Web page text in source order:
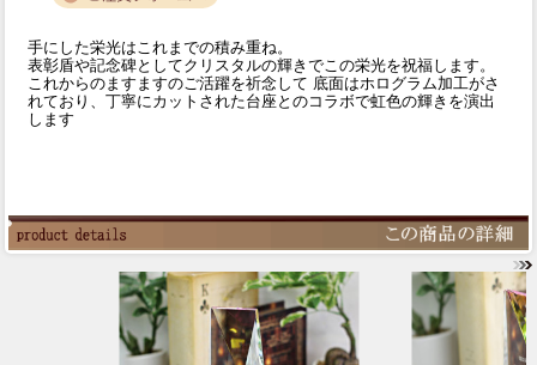
手にした栄光はこれまでの積み重ね。
表彰盾や記念碑としてクリスタルの輝きでこの栄光を祝福します。
これからのますますのご活躍を祈念して 底面はホログラム加工がさ
れており、丁寧にカットされた台座とのコラボで虹色の輝きを演出
します